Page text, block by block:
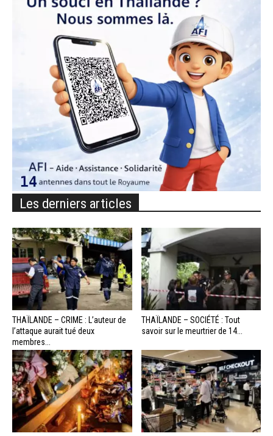
Les derniers articles
THAÏLANDE – CRIME : L’auteur de
l’attaque aurait tué deux
membres...
THAÏLANDE – SOCIÉTÉ : Tout
savoir sur le meurtrier de 14...